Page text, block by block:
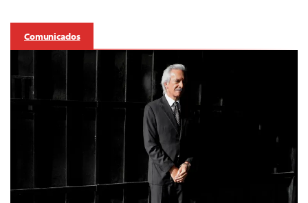
Comunicados